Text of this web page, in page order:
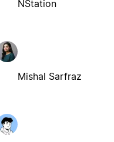
NStation
Mishal Sarfraz